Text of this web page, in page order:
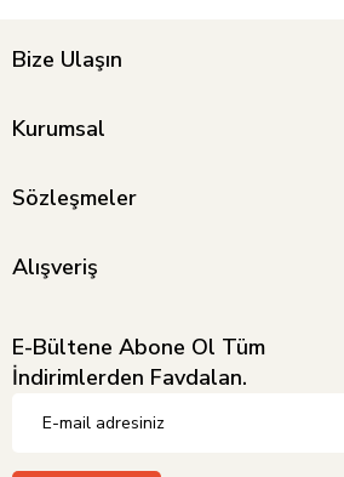
Bize Ulaşın
Kurumsal
Sözleşmeler
Alışveriş
E-Bültene Abone Ol Tüm
İndirimlerden Favdalan.